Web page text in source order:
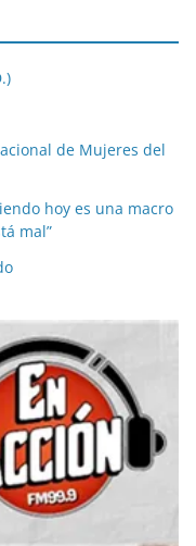
de Mujeres del
hoy es una macro
mal”